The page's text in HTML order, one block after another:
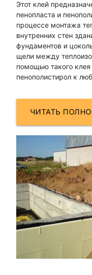
Этот клей
пенопласта и
процессе монтажа
внутренних стен
фундаментов и
щели между
помощью такого
пенополистирол к
ЧИТАТЬ